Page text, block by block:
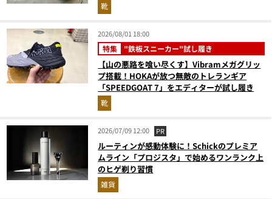
靴
2026/08/01 18:00
特集 "鉄板スニーカー"試し履き
【山の悪路を喰い尽くす】Vibramメガグリッ
プ搭載！HOKAが放つ無敵のトレランギア
「SPEEDGOAT 7」をエディターが試し履き
靴
2026/07/09 12:00 PR
ルーティンが感動体験に！Schickのプレミア
ムライン「プロジスタ」で始めるワンランク上
のヒゲ剃り習慣
雑貨